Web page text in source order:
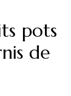
pots
de